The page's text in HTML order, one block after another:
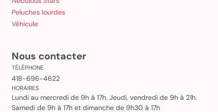
Peluches lourdes
Véhicule
Nous contacter
TÉLÉPHONE
418-696-4622
HORAIRES
Lundi au mercredi de 9h à 17h. Jeudi, vendredi de 9h à 21h.
Samedi de 9h à 17h et dimanche de 9h30 à 17h